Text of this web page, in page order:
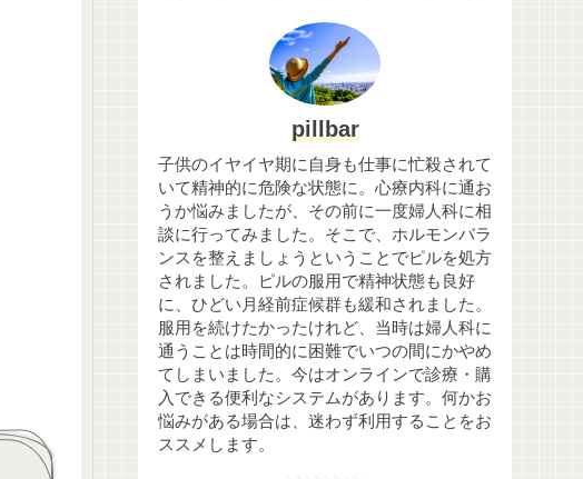
pillbar
子供のイヤイヤ期に自身も仕事に忙殺されて
いて精神的に危険な状態に。心療内科に通お
うか悩みましたが、その前に一度婦人科に相
談に行ってみました。そこで、ホルモンバラ
ンスを整えましょうということでピルを処方
されました。ピルの服用で精神状態も良好
に、ひどい月経前症候群も緩和されました。
服用を続けたかったけれど、当時は婦人科に
通うことは時間的に困難でいつの間にかやめ
てしまいました。今はオンラインで診療・購
入できる便利なシステムがあります。何かお
悩みがある場合は、迷わず利用することをお
ススメします。